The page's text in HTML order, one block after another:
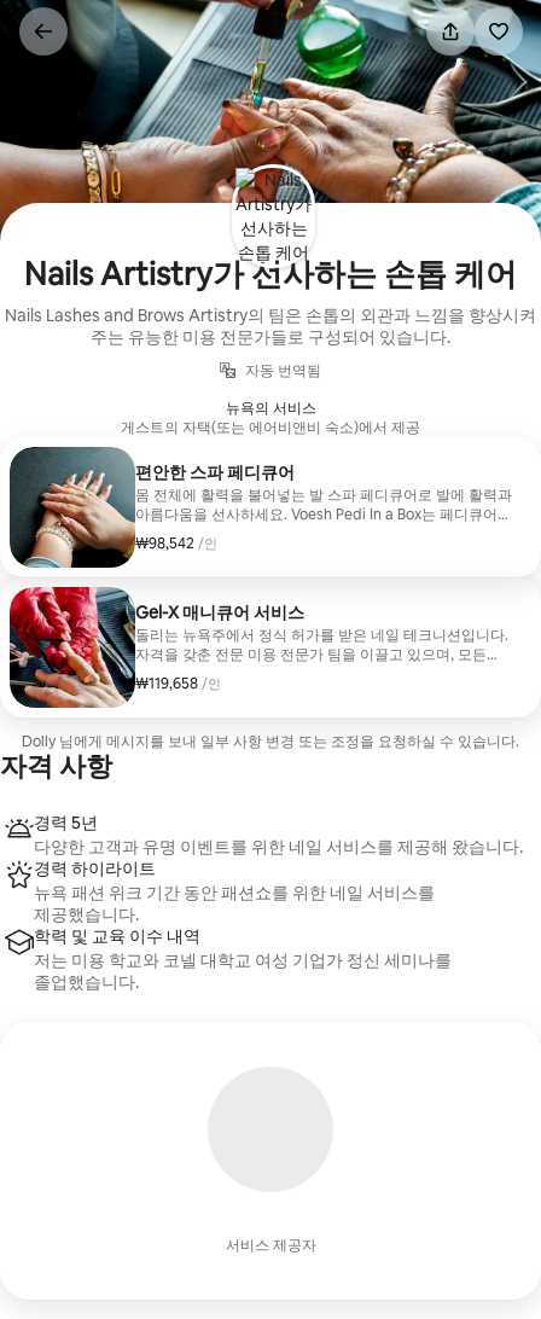
콘텐츠로
바로가기
Nails Artistry가 선사하는 손톱 케어
Nails Lashes and Brows Artistry의 팀은 손톱의 외관과 느낌을 향상시켜
주는 유능한 미용 전문가들로 구성되어 있습니다.
자동 번역됨
뉴욕의 서비스
게스트의 자택(또는 에어비앤비 숙소)에서 제공
편안한 스파 페디큐어
몸 전체에 활력을 불어넣는 발 스파 페디큐어로 발에 활력과
아름다움을 선사하세요. Voesh Pedi In a Box는 페디큐어
서비스 중에 사용됩니다.
₩98,542 /인
1인당 ₩98,542
Gel-X 매니큐어 서비스
돌리는 뉴욕주에서 정식 허가를 받은 네일 테크니션입니다.
자격을 갖춘 전문 미용 전문가 팀을 이끌고 있으며, 모든
팀원은 완벽한 매니큐어 서비스를 제공하기 위해 최선을
다하고 있습니다. 사용되는 모든 네일 도구는 최고의 위생
₩119,658 /인
1인당 ₩119,658
Dolly 님에게 메시지를 보내 일부 사항 변경 또는 조정을 요청하실 수 있습니다.
자격 사항
서비스 제공자
경력 5년
다양한 고객과 유명 이벤트를 위한 네일 서비스를 제공해 왔습니다.
경력 하이라이트
뉴욕 패션 위크 기간 동안 패션쇼를 위한 네일 서비스를
제공했습니다.
학력 및 교육 이수 내역
저는 미용 학교와 코넬 대학교 여성 기업가 정신 세미나를
졸업했습니다.